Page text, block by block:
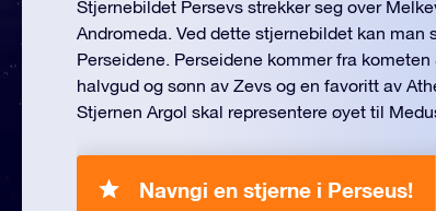
Stjernebildet Persevs strekker seg over
Andromeda. Ved dette stjernebildet kan man
Perseidene. Perseidene kommer fra
halvgud og sønn av Zevs og en favoritt av
Stjernen Argol skal representere øyet til
Navngi en stjerne i Perseus!